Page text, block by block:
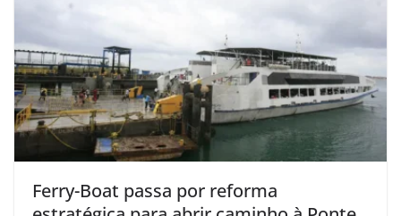
Ferry-Boat passa por reforma